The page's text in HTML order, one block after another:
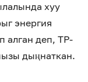
хуу
энергия
алган деп, ТР-
дыңнаткан.